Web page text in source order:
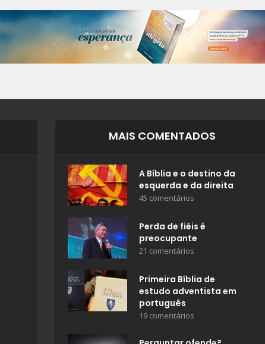
MAIS COMENTADOS
A Bíblia e o destino da
esquerda e da direita
45 comentários
Perda de fiéis é
preocupante
21 comentários
Primeira Bíblia de
estudo adventista em
português
19 comentários